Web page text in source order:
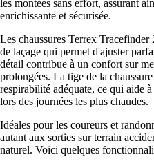
les montées sans effort, assurant
enrichissante et sécurisée.
Les chaussures Terrex
de laçage qui permet d'ajuster
détail contribue à un confort sur
prolongées. La tige de la
respirabilité adéquate, ce qui aide
lors des journées les plus chaudes.
Idéales pour les coureurs et
autant aux sorties sur terrain
naturel. Voici quelques